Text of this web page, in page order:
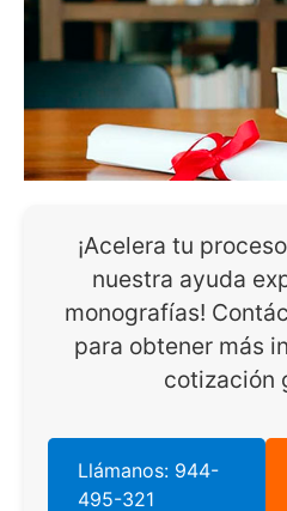
¡Acelera tu
nuestra ayuda
monografías!
para obtener más
cotización
Llámanos: 944-
495-321